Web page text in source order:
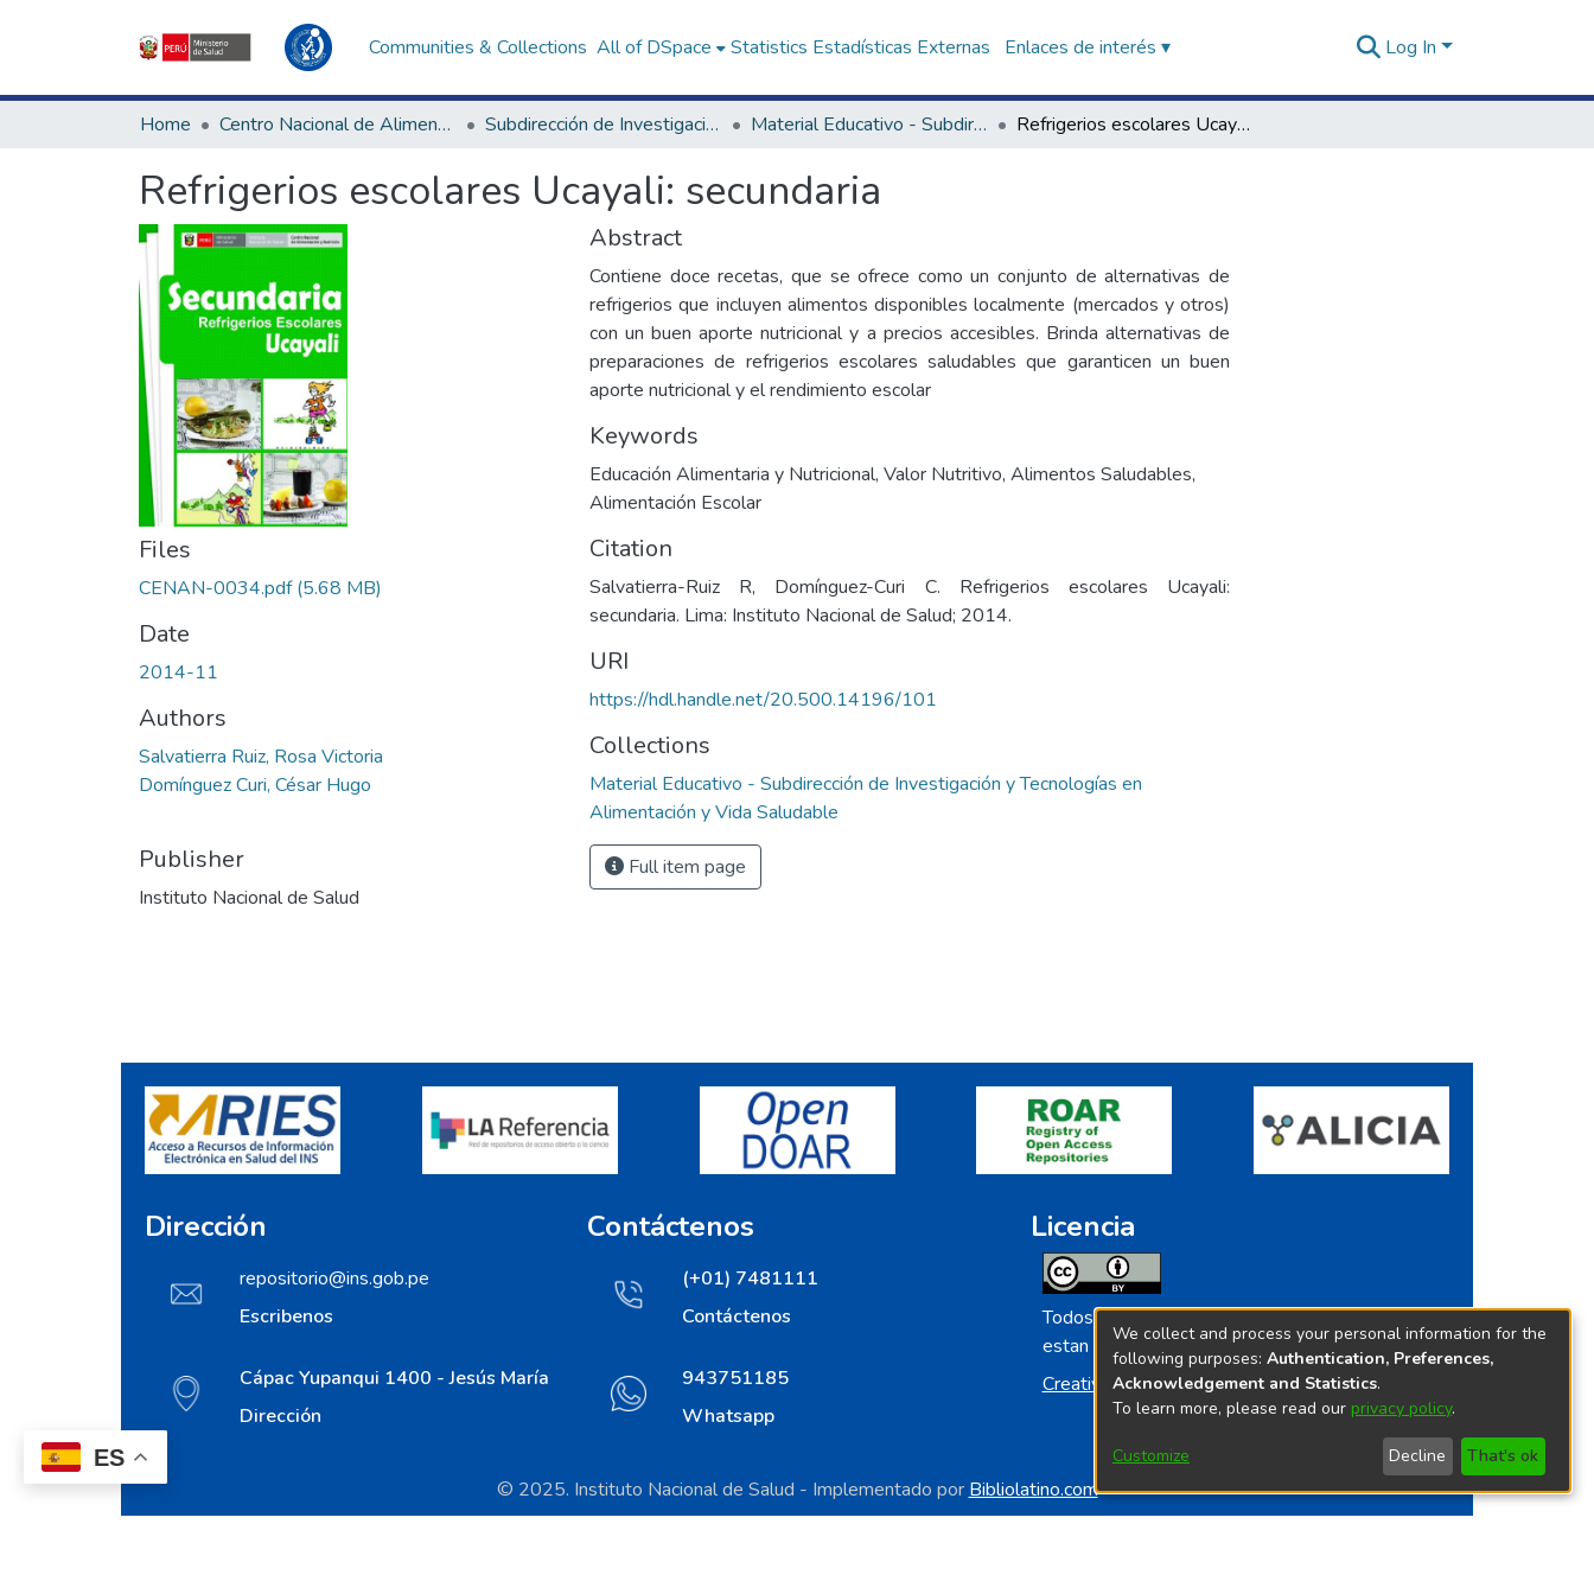
ES
Communities & Collections All of DSpace Statistics Estadísticas Externas Enlaces de interés ▾ Log In
Home Centro Nacional de Alimentación, Nutrición y Vida Saludable Subdirección de Investigación y Tecnologías en Alimentación y Vida Saludable Material Educativo - Subdirección de Investigación y Tecnologías en Alimentación y Vida Saludable Refrigerios escolares Ucayali: secundaria
Refrigerios escolares Ucayali: secundaria
Files
CENAN-0034.pdf(5.68 MB)
Date
2014-11
Authors
Salvatierra Ruiz, Rosa Victoria
Domínguez Curi, César Hugo
Publisher
Instituto Nacional de Salud
Abstract
Contiene doce recetas, que se ofrece como un conjunto de alternativas de
refrigerios que incluyen alimentos disponibles localmente (mercados y otros)
con un buen aporte nutricional y a precios accesibles. Brinda alternativas de
preparaciones de refrigerios escolares saludables que garanticen un buen
aporte nutricional y el rendimiento escolar
Keywords
Educación Alimentaria y Nutricional, Valor Nutritivo, Alimentos Saludables,
Alimentación Escolar
Citation
Salvatierra-Ruiz R, Domínguez-Curi C. Refrigerios escolares Ucayali:
secundaria. Lima: Instituto Nacional de Salud; 2014.
URI
https://hdl.handle.net/20.500.14196/101
Collections
Material Educativo - Subdirección de Investigación y Tecnologías en
Alimentación y Vida Saludable
Full item page
Dirección
repositorio@ins.gob.pe
Escribenos
Cápac Yupanqui 1400 - Jesús María
Dirección
Contáctenos
(+01) 7481111
Contáctenos
943751185
Whatsapp
Licencia
Todos los contenidos de repositorio.ins.gob.pe
estan licenciados bajo
Creative Commoms License
© 2025. Instituto Nacional de Salud - Implementado por Bibliolatino.com
We collect and process your personal information for the
following purposes: Authentication, Preferences,
Acknowledgement and Statistics.
To learn more, please read our privacy policy.
Customize Decline That's ok